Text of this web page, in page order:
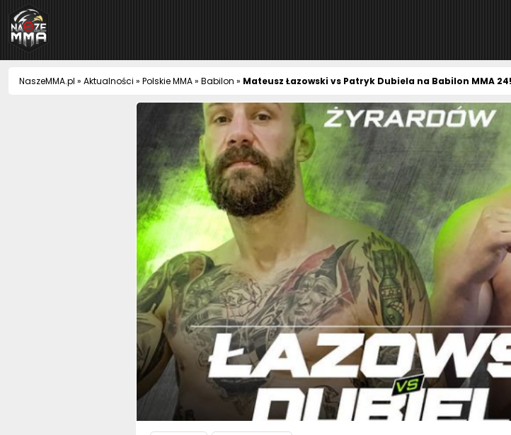
NaszeMMA
NaszeMMA.pl » Aktualności » Polskie MMA» Babilon » Mateusz Łazowski vs Patryk Dubiela na Babilon MMA 24!